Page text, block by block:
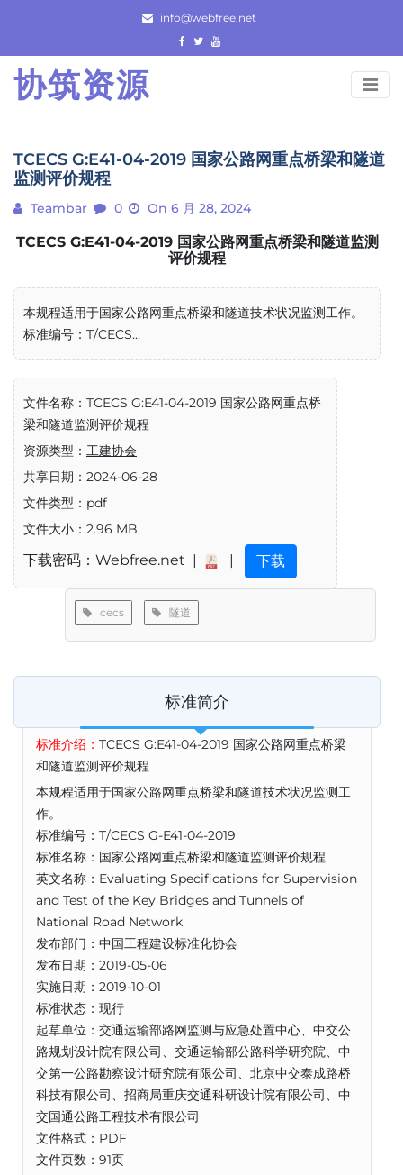
content
info@webfree.net
协筑资源
TCECS G:E41-04-2019 国家公路网重点桥梁和隧道
监测评价规程
Teambar 0 On 6 月 28, 2024
TCECS G:E41-04-2019 国家公路网重点桥梁和隧道监测
评价规程
本规程适用于国家公路网重点桥梁和隧道技术状况监测工作。
标准编号：T/CECS...
文件名称：TCECS G:E41-04-2019 国家公路网重点桥
梁和隧道监测评价规程
资源类型： 工建协会
共享日期：2024-06-28
文件类型：pdf
文件大小：2.96 MB
下载密码：Webfree.net | | 下载
cecs 隧道
标准简介
标准介绍： TCECS G:E41-04-2019 国家公路网重点桥梁
和隧道监测评价规程
本规程适用于国家公路网重点桥梁和隧道技术状况监测工
作。
标准编号：T/CECS G-E41-04-2019
标准名称：国家公路网重点桥梁和隧道监测评价规程
英文名称：Evaluating Specifications for Supervision
and Test of the Key Bridges and Tunnels of
National Road Network
发布部门：中国工程建设标准化协会
发布日期：2019-05-06
实施日期：2019-10-01
标准状态：现行
起草单位：交通运输部路网监测与应急处置中心、中交公
路规划设计院有限公司、交通运输部公路科学研究院、中
交第一公路勘察设计研究院有限公司、北京中交泰成路桥
科技有限公司、招商局重庆交通科研设计院有限公司、中
交国通公路工程技术有限公司
文件格式：PDF
文件页数：91页